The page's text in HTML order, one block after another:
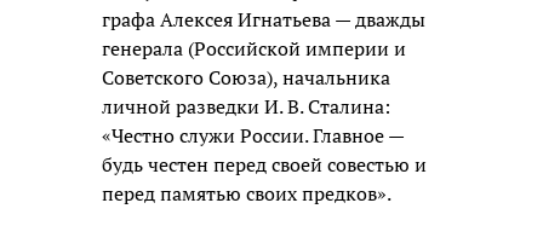
графа Алексея Игнатьева — дважды
генерала (Российской империи и
Советского Союза), начальника
личной разведки И. В. Сталина:
«Честно служи России. Главное —
будь честен перед своей совестью и
перед памятью своих предков».